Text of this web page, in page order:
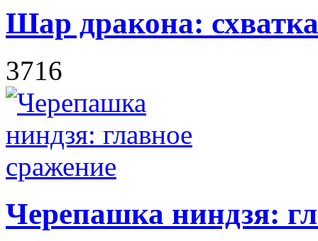
Шар дракона:
3716
Черепашка ниндзя: